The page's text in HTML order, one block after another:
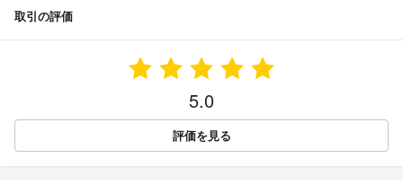
取引の評価
5.0
評価を見る